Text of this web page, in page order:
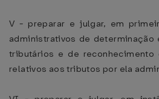
V - preparar e julgar, em
administrativos de
tributários e de
relativos aos tributos por ela